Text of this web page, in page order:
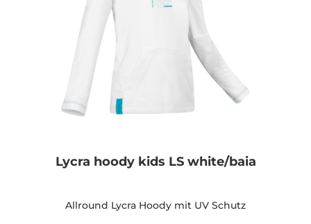
Lycra hoody kids LS white/baia
Allround Lycra Hoody mit UV Schutz